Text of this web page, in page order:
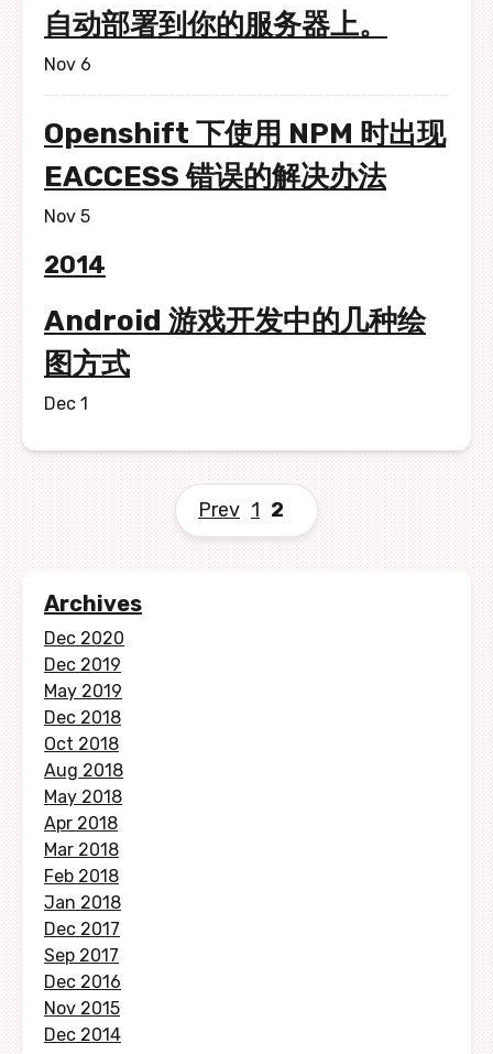
自动部署到你的服务器上。
Nov 6
Openshift 下使用 NPM 时出现
EACCESS 错误的解决办法
Nov 5
2014
Android 游戏开发中的几种绘
图方式
Dec 1
Prev 1 2
Archives
Dec 2020
Dec 2019
May 2019
Dec 2018
Oct 2018
Aug 2018
May 2018
Apr 2018
Mar 2018
Feb 2018
Jan 2018
Dec 2017
Sep 2017
Dec 2016
Nov 2015
Dec 2014